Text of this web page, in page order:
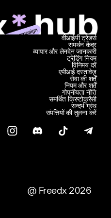
समर्थन केंद्र
व्यापार और लेनदेन जानकारी
वीआईपी ट्रेडर्स
ट्रेडिंग नियम
विनिमय दरें
एपीआई दस्तावेज़
सेवा की शर्तें
नियम और शर्तें
गोपनीयता नीति
समर्थित क्रिप्टोकुरेंसी
सन्दर्भ ग्रंथ
संपत्तियों की तुलना करें
@ Freedx 2026